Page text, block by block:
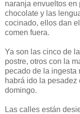
naranja envueltos
chocolate y las
cocinado, ellos dan
comen fuera.
Ya son las cinco de
postre, otros con la
pecado de la ingesta
habrá ido la
domingo.
Las calles están